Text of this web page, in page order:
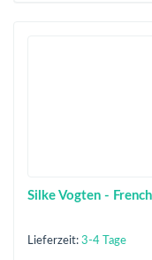
Silke Vogten -
Lieferzeit: 3-4 Tage